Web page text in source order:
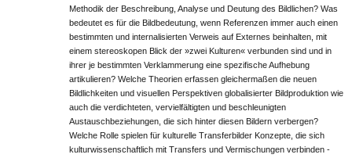
Methodik der Beschreibung, Analyse und Deutung des Bildlichen? Was
bedeutet es für die Bildbedeutung, wenn Referenzen immer auch einen
bestimmten und internalisierten Verweis auf Externes beinhalten, mit
einem stereoskopen Blick der »zwei Kulturen« verbunden sind und in
ihrer je bestimmten Verklammerung eine spezifische Aufhebung
artikulieren? Welche Theorien erfassen gleichermaßen die neuen
Bildlichkeiten und visuellen Perspektiven globalisierter Bildproduktion wie
auch die verdichteten, vervielfältigten und beschleunigten
Austauschbeziehungen, die sich hinter diesen Bildern verbergen?
Welche Rolle spielen für kulturelle Transferbilder Konzepte, die sich
kulturwissenschaftlich mit Transfers und Vermischungen verbinden -